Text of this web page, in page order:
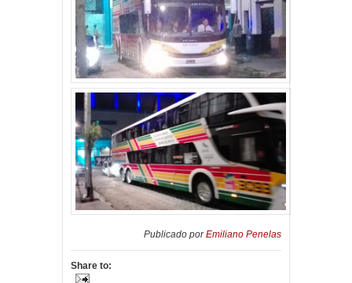
Publicado porEmiliano Penelas
Share to: